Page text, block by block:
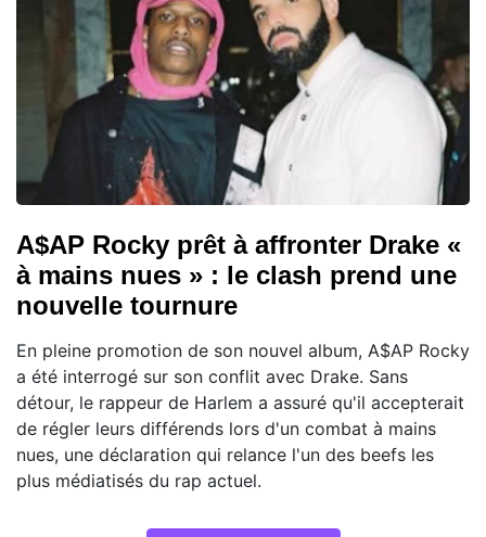
A$AP Rocky prêt à affronter Drake «
à mains nues » : le clash prend une
nouvelle tournure
En pleine promotion de son nouvel album, A$AP Rocky
a été interrogé sur son conflit avec Drake. Sans
détour, le rappeur de Harlem a assuré qu'il accepterait
de régler leurs différends lors d'un combat à mains
nues, une déclaration qui relance l'un des beefs les
plus médiatisés du rap actuel.